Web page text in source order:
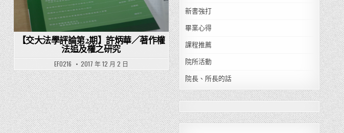
【交大法學評論第2期】許炳華／著作權
法追及權之研究
EF0216 2017 年 12 月 2 日
新書強打
畢業心得
課程推薦
院所活動
院長、所長的話